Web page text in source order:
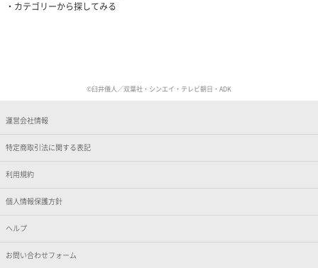
カテゴリーから探してみる
©臼井儀人／双葉社・シンエイ・テレビ朝日・ADK
運営会社情報
特定商取引法に関する表記
利用規約
個人情報保護方針
ヘルプ
お問い合わせフォーム